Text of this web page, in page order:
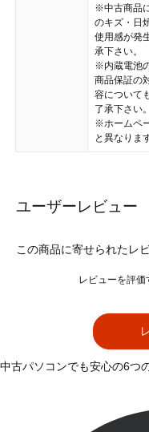
※中古商品
のキズ・日
使用感が発
承下さい。
※内蔵電池
商品保証の
容について
了承下さい。
※ホームペ
と異なりま
ユーザーレビュー
この商品に寄せられたレ
レビューを評価
中古パソコンでも安心の6つ